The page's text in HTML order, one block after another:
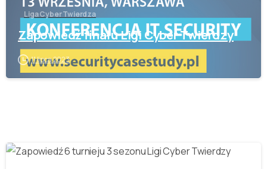
Liga Cyber Twierdza
Zapowiedź finału Ligi Cyber Twierdzy
11 lipca 2023